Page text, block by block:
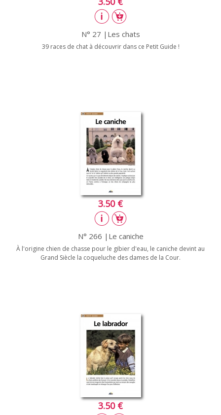
N° 27 |Les chats
39 races de chat à découvrir dans ce Petit Guide !
3.50 €
N° 266 |Le caniche
À l'origine chien de chasse pour le gibier d'eau, le caniche devint au
Grand Siècle la coqueluche des dames de la Cour.
3.50 €